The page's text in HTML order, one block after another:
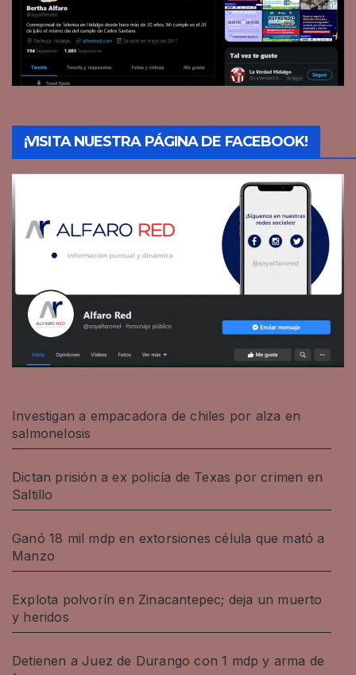
¡VISITA NUESTRA PÁGINA DE FACEBOOK!
Investigan a empacadora de chiles por alza en
salmonelosis
Dictan prisión a ex policía de Texas por crimen en
Saltillo
Ganó 18 mil mdp en extorsiones célula que mató a
Manzo
Explota polvorín en Zinacantepec; deja un muerto
y heridos
Detienen a Juez de Durango con 1 mdp y arma de